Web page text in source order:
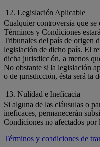
12. Legislación Aplicable
Cualquier controversia que se
Términos y Condiciones
Tribunales del país de origen
legislación de dicho país. El
dicha jurisdicción, a menos
No obstante si la legislación
o de jurisdicción, ésta será la
13. Nulidad e Ineficacia
Si alguna de las cláusulas o
ineficaces, permanecerán
Condiciones no afectados
Términos y condiciones de